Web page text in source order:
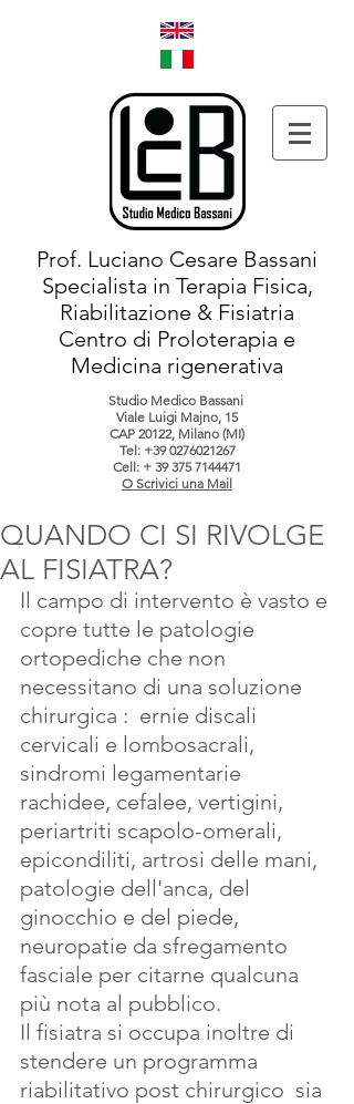
Prof. Luciano Cesare Bassani
Specialista in Terapia Fisica,
Riabilitazione & Fisiatria
Centro di Proloterapia e
Medicina rigenerativa
Studio Medico Bassani
Viale Luigi Majno, 15
CAP 20122, Milano (MI)
Tel: +39 0276021267
Cell: + 39 375 7144471
O Scrivici una Mail
QUANDO CI SI RIVOLGE
AL FISIATRA?
Il campo di intervento è vasto e
copre tutte le patologie
ortopediche che non
necessitano di una soluzione
chirurgica :  ernie discali
cervicali e lombosacrali,
sindromi legamentarie
rachidee, cefalee, vertigini,
periartriti scapolo-omerali,
epicondiliti, artrosi delle mani,
patologie dell'anca, del
ginocchio e del piede,
neuropatie da sfregamento
fasciale per citarne qualcuna
più nota al pubblico.
Il fisiatra si occupa inoltre di
stendere un programma
riabilitativo post chirurgico  sia